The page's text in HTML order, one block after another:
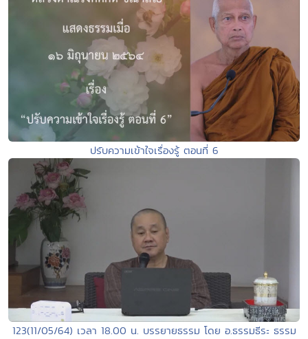
ปรับความเข้าใจเรื่องรู้ ตอนที่ 6
123(11/05/64) เวลา 18.00 น. บรรยายธรรม โดย อ.ธรรมธีระ ธรรม